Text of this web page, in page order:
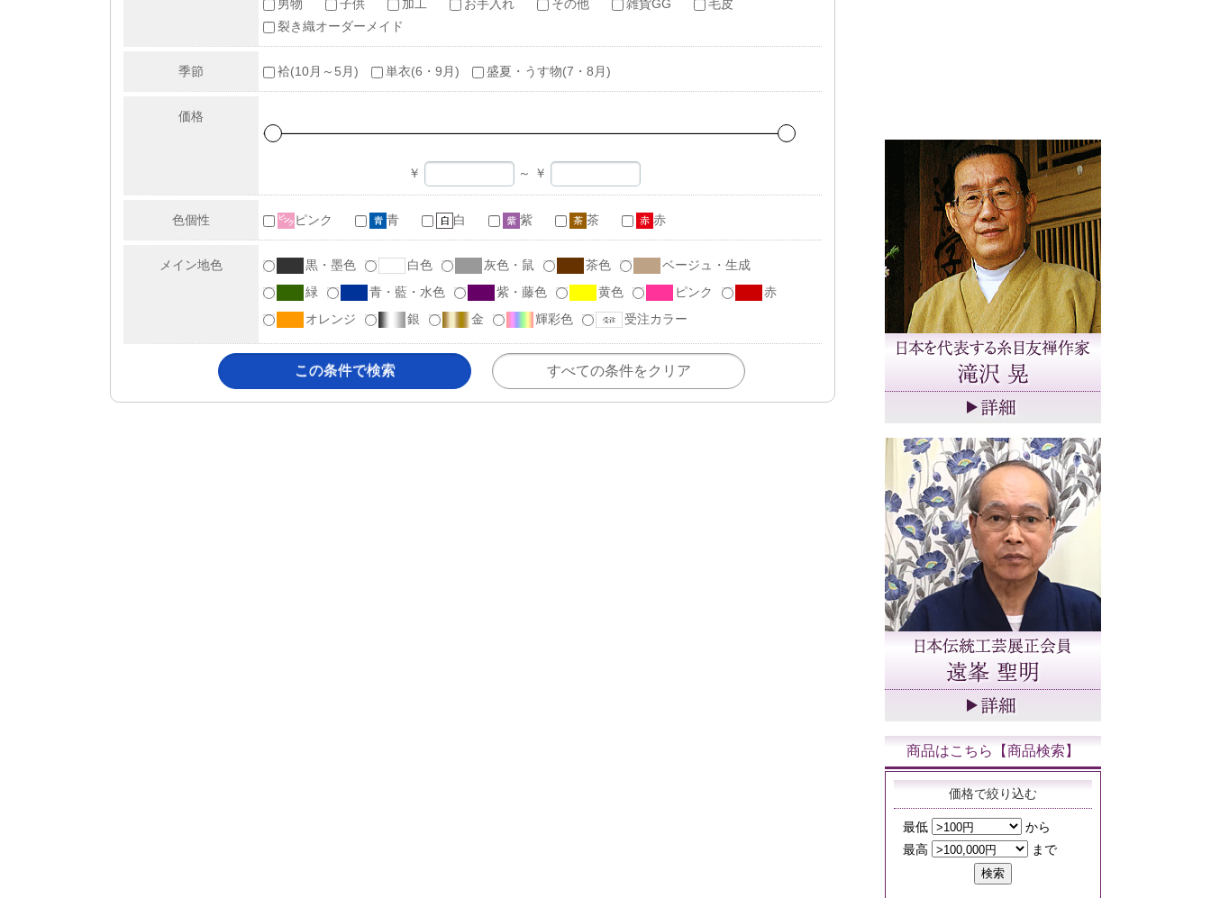
男物
子供 加工 お手入れ その他 雑貨GG
毛皮
裂き織オーダーメイド
季節 袷(10月～5月) 単衣(6・9月) 盛夏・うす物(7・8月)
価格
￥ ～ ￥
色個性 ピンク 青 白 紫 茶 赤
メイン地色 黒・墨色 白色 灰色・鼠 茶色
ベージュ・生成
緑
青・藍・水色 紫・藤色 黄色 ピンク
赤
オレンジ
銀 金 輝彩色 受注カラー
商品はこちら【商品検索】
価格で絞り込む